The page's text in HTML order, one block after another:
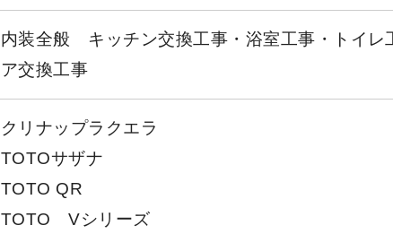
内装全般 キッチン交換工事・浴室工事・トイ
ア交換工事
クリナップラクエラ
TOTOサザナ
TOTO QR
TOTO Vシリーズ